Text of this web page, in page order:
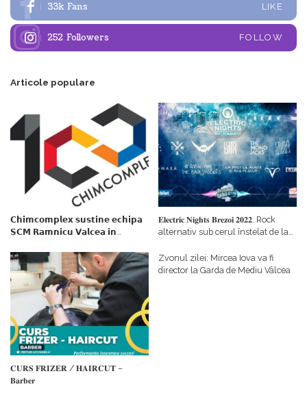
33k Fans LIKE
252 Followers FOLLOW
Articole populare
𝗖𝗵𝗶𝗺𝗰𝗼𝗺𝗽𝗹𝗲𝘅 𝘀𝘂𝘀𝘁𝗶𝗻𝗲 𝗲𝗰𝗵𝗶𝗽𝗮
𝗦𝗖𝗠 𝗥𝗮𝗺𝗻𝗶𝗰𝘂 𝗩𝗮𝗹𝗰𝗲𝗮 𝗶𝗻
𝗳𝗶𝗻𝗮𝗻𝘁𝗮𝘁𝗼𝗿
𝐄𝐥𝐞𝐜𝐭𝐫𝐢𝐜 𝐍𝐢𝐠𝐡𝐭𝐬 𝐁𝐫𝐞𝐳𝐨𝐢 𝟐𝟎𝟐𝟐. Rock
alternativ sub cerul înstelat de la
𝐂𝐔𝐑𝐒 𝐅𝐑𝐈𝐙𝐄𝐑 / 𝐇𝐀𝐈𝐑𝐂𝐔𝐓 –
𝐁𝐚𝐫𝐛𝐞𝐫
Zvonul zilei: Mircea Iova va fi
director la Garda de Mediu Vâlcea